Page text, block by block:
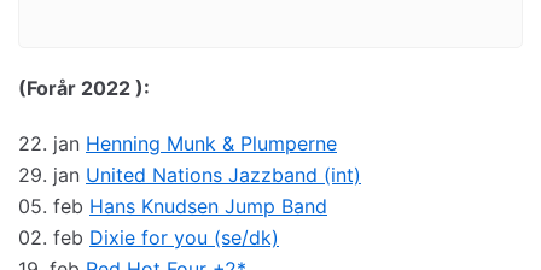
(Forår 2022 ):
22. jan Henning Munk & Plumperne
29. jan United Nations Jazzband (int)
05. feb Hans Knudsen Jump Band
02. feb Dixie for you (se/dk)